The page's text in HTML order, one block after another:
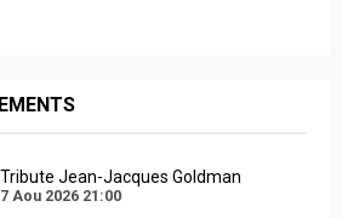
Tribute Jean-Jacques Goldman
7 Aou 2026 21:00